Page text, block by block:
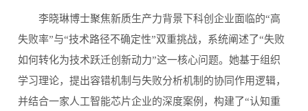
李晓琳博士聚焦新质生产力背景下科创企业面临的“高
失败率”与“技术路径不确定性”双重挑战，系统阐述了“失败
如何转化为技术跃迁创新动力”这一核心问题。她基于组织
学习理论，提出容错机制与失败分析机制的协同作用逻辑，
并结合一家人工智能芯片企业的深度案例，构建了“认知重